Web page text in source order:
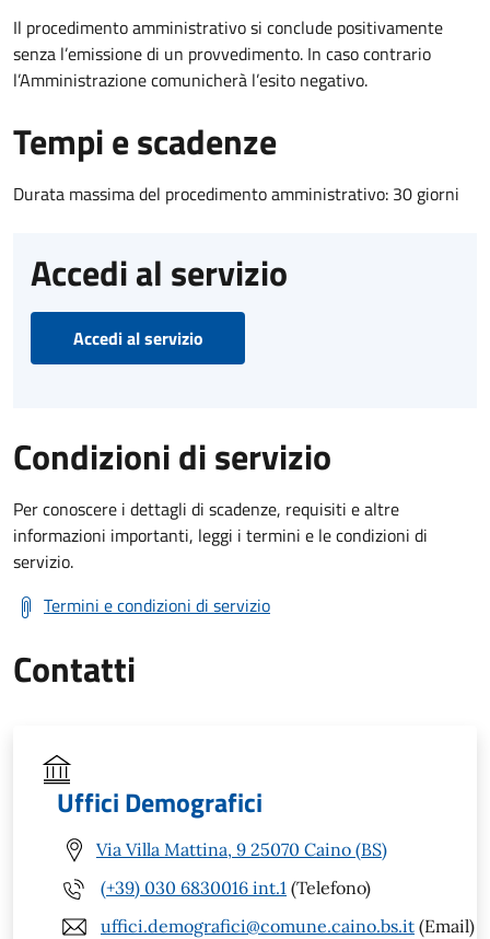
Il procedimento amministrativo si conclude positivamente
senza l’emissione di un provvedimento. In caso contrario
l’Amministrazione comunicherà l’esito negativo.
Tempi e scadenze
Durata massima del procedimento amministrativo: 30 giorni
Accedi al servizio
Accedi al servizio
Condizioni di servizio
Per conoscere i dettagli di scadenze, requisiti e altre
informazioni importanti, leggi i termini e le condizioni di
servizio.
Termini e condizioni di servizio
Contatti
Uffici Demografici
Via Villa Mattina, 9 25070 Caino (BS)
(+39) 030 6830016 int.1 (Telefono)
uffici.demografici@comune.caino.bs.it (Email)